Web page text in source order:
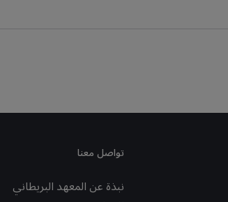
تواصل معنا
نبذة عن المعهد البريطاني